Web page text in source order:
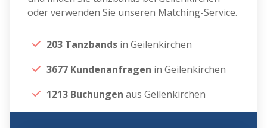
oder verwenden Sie unseren Matching-Service.
203 Tanzbands in Geilenkirchen
3677 Kundenanfragen in Geilenkirchen
1213 Buchungen aus Geilenkirchen